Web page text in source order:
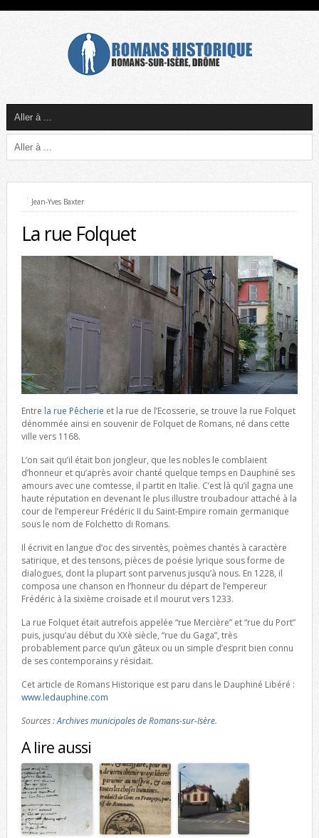
Jean-Yves Baxter
La rue Folquet
Entre la rue Pêcherie et la rue de l’Ecosserie, se trouve la rue Folquet
dénommée ainsi en souvenir de Folquet de Romans, né dans cette
ville vers 1168.
L’on sait qu’il était bon jongleur, que les nobles le comblaient
d’honneur et qu’après avoir chanté quelque temps en Dauphiné ses
amours avec une comtesse, il partit en Italie. C’est là qu’il gagna une
haute réputation en devenant le plus illustre troubadour attaché à la
cour de l’empereur Frédéric II du Saint-Empire romain germanique
sous le nom de Folchetto di Romans.
Il écrivit en langue d’oc des sirventès, poèmes chantés à caractère
satirique, et des tensons, pièces de poésie lyrique sous forme de
dialogues, dont la plupart sont parvenus jusqu’à nous. En 1228, il
composa une chanson en l’honneur du départ de l’empereur
Frédéric à la sixième croisade et il mourut vers 1233.
La rue Folquet était autrefois appelée “rue Mercière” et “rue du Port”
puis, jusqu’au début du XXè siècle, “rue du Gaga”, très
probablement parce qu’un gâteux ou un simple d’esprit bien connu
de ses contemporains y résidait.
Cet article de Romans Historique est paru dans le Dauphiné Libéré :
www.ledauphine.com
Sources :Archives municipales de Romans-sur-Isère.
A lire aussi